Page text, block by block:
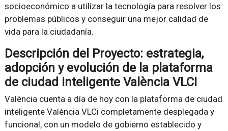
socioeconómico a utilizar la tecnología para resolver los
problemas públicos y conseguir una mejor calidad de
vida para la ciudadanía.
Descripción del Proyecto: estrategia,
adopción y evolución de la plataforma
de ciudad inteligente València VLCI
València cuenta a día de hoy con la plataforma de ciudad
inteligente València VLCi completamente desplegada y
funcional, con un modelo de gobierno establecido y